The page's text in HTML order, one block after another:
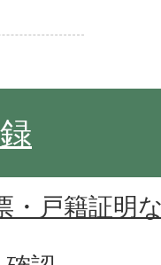
・戸籍証明